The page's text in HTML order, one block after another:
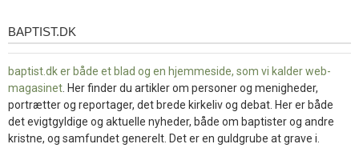
baptist.dk
BAPTIST.DK
baptist.dk er både et blad og en hjemmeside, som vi kalder web-
magasinet . Her finder du artikler om personer og menigheder,
portrætter og reportager, det brede kirkeliv og debat. Her er både
det evigtgyldige og aktuelle nyheder, både om baptister og andre
kristne, og samfundet generelt. Det er en guldgrube at grave i.